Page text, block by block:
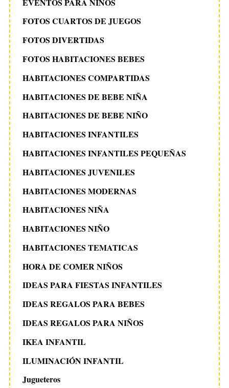
FOTOS CUARTOS DE JUEGOS
FOTOS DIVERTIDAS
FOTOS HABITACIONES BEBES
HABITACIONES COMPARTIDAS
HABITACIONES DE BEBE NIÑA
HABITACIONES DE BEBE NIÑO
HABITACIONES INFANTILES
HABITACIONES INFANTILES PEQUEÑAS
HABITACIONES JUVENILES
HABITACIONES MODERNAS
HABITACIONES NIÑA
HABITACIONES NIÑO
HABITACIONES TEMATICAS
HORA DE COMER NIÑOS
IDEAS PARA FIESTAS INFANTILES
IDEAS REGALOS PARA BEBES
IDEAS REGALOS PARA NIÑOS
IKEA INFANTIL
ILUMINACIÓN INFANTIL
Jugueteros